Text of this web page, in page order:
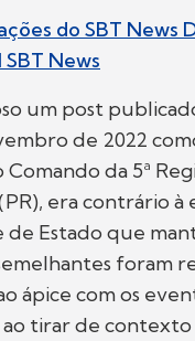
do SBT News
News
um post
de 2022
da 5ª
era contrário à
de Estado que
foram
ápice com os
ao tirar de